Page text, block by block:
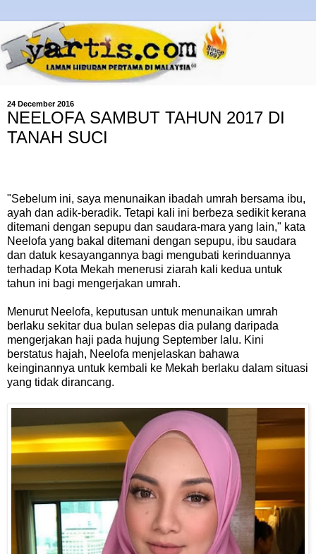
24 December 2016
NEELOFA SAMBUT TAHUN 2017 DI
TANAH SUCI
"Sebelum ini, saya menunaikan ibadah umrah bersama ibu,
ayah dan adik-beradik. Tetapi kali ini berbeza sedikit kerana
ditemani dengan sepupu dan saudara-mara yang lain," kata
Neelofa yang bakal ditemani dengan sepupu, ibu saudara
dan datuk kesayangannya bagi mengubati kerinduannya
terhadap Kota Mekah menerusi ziarah kali kedua untuk
tahun ini bagi mengerjakan umrah.
Menurut Neelofa, keputusan untuk menunaikan umrah
berlaku sekitar dua bulan selepas dia pulang daripada
mengerjakan haji pada hujung September lalu. Kini
berstatus hajah, Neelofa menjelaskan bahawa
keinginannya untuk kembali ke Mekah berlaku dalam situasi
yang tidak dirancang.